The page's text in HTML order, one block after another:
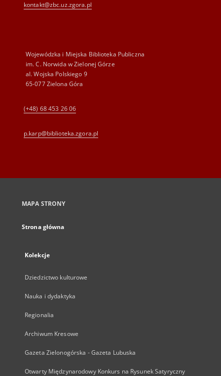
kontakt@zbc.uz.zgora.pl
Wojewódzka i Miejska Biblioteka Publiczna
im. C. Norwida w Zielonej Górze
al. Wojska Polskiego 9
65-077 Zielona Góra
(+48) 68 453 26 06
p.karp@biblioteka.zgora.pl
MAPA STRONY
Strona główna
Kolekcje
Dziedzictwo kulturowe
Nauka i dydaktyka
Regionalia
Archiwum Kresowe
Gazeta Zielonogórska - Gazeta Lubuska
Otwarty Międzynarodowy Konkurs na Rysunek Satyryczny